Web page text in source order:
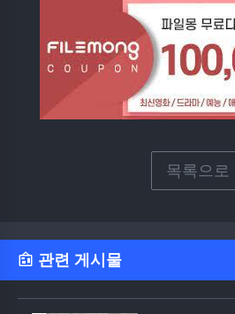
목록으로
관련 게시물